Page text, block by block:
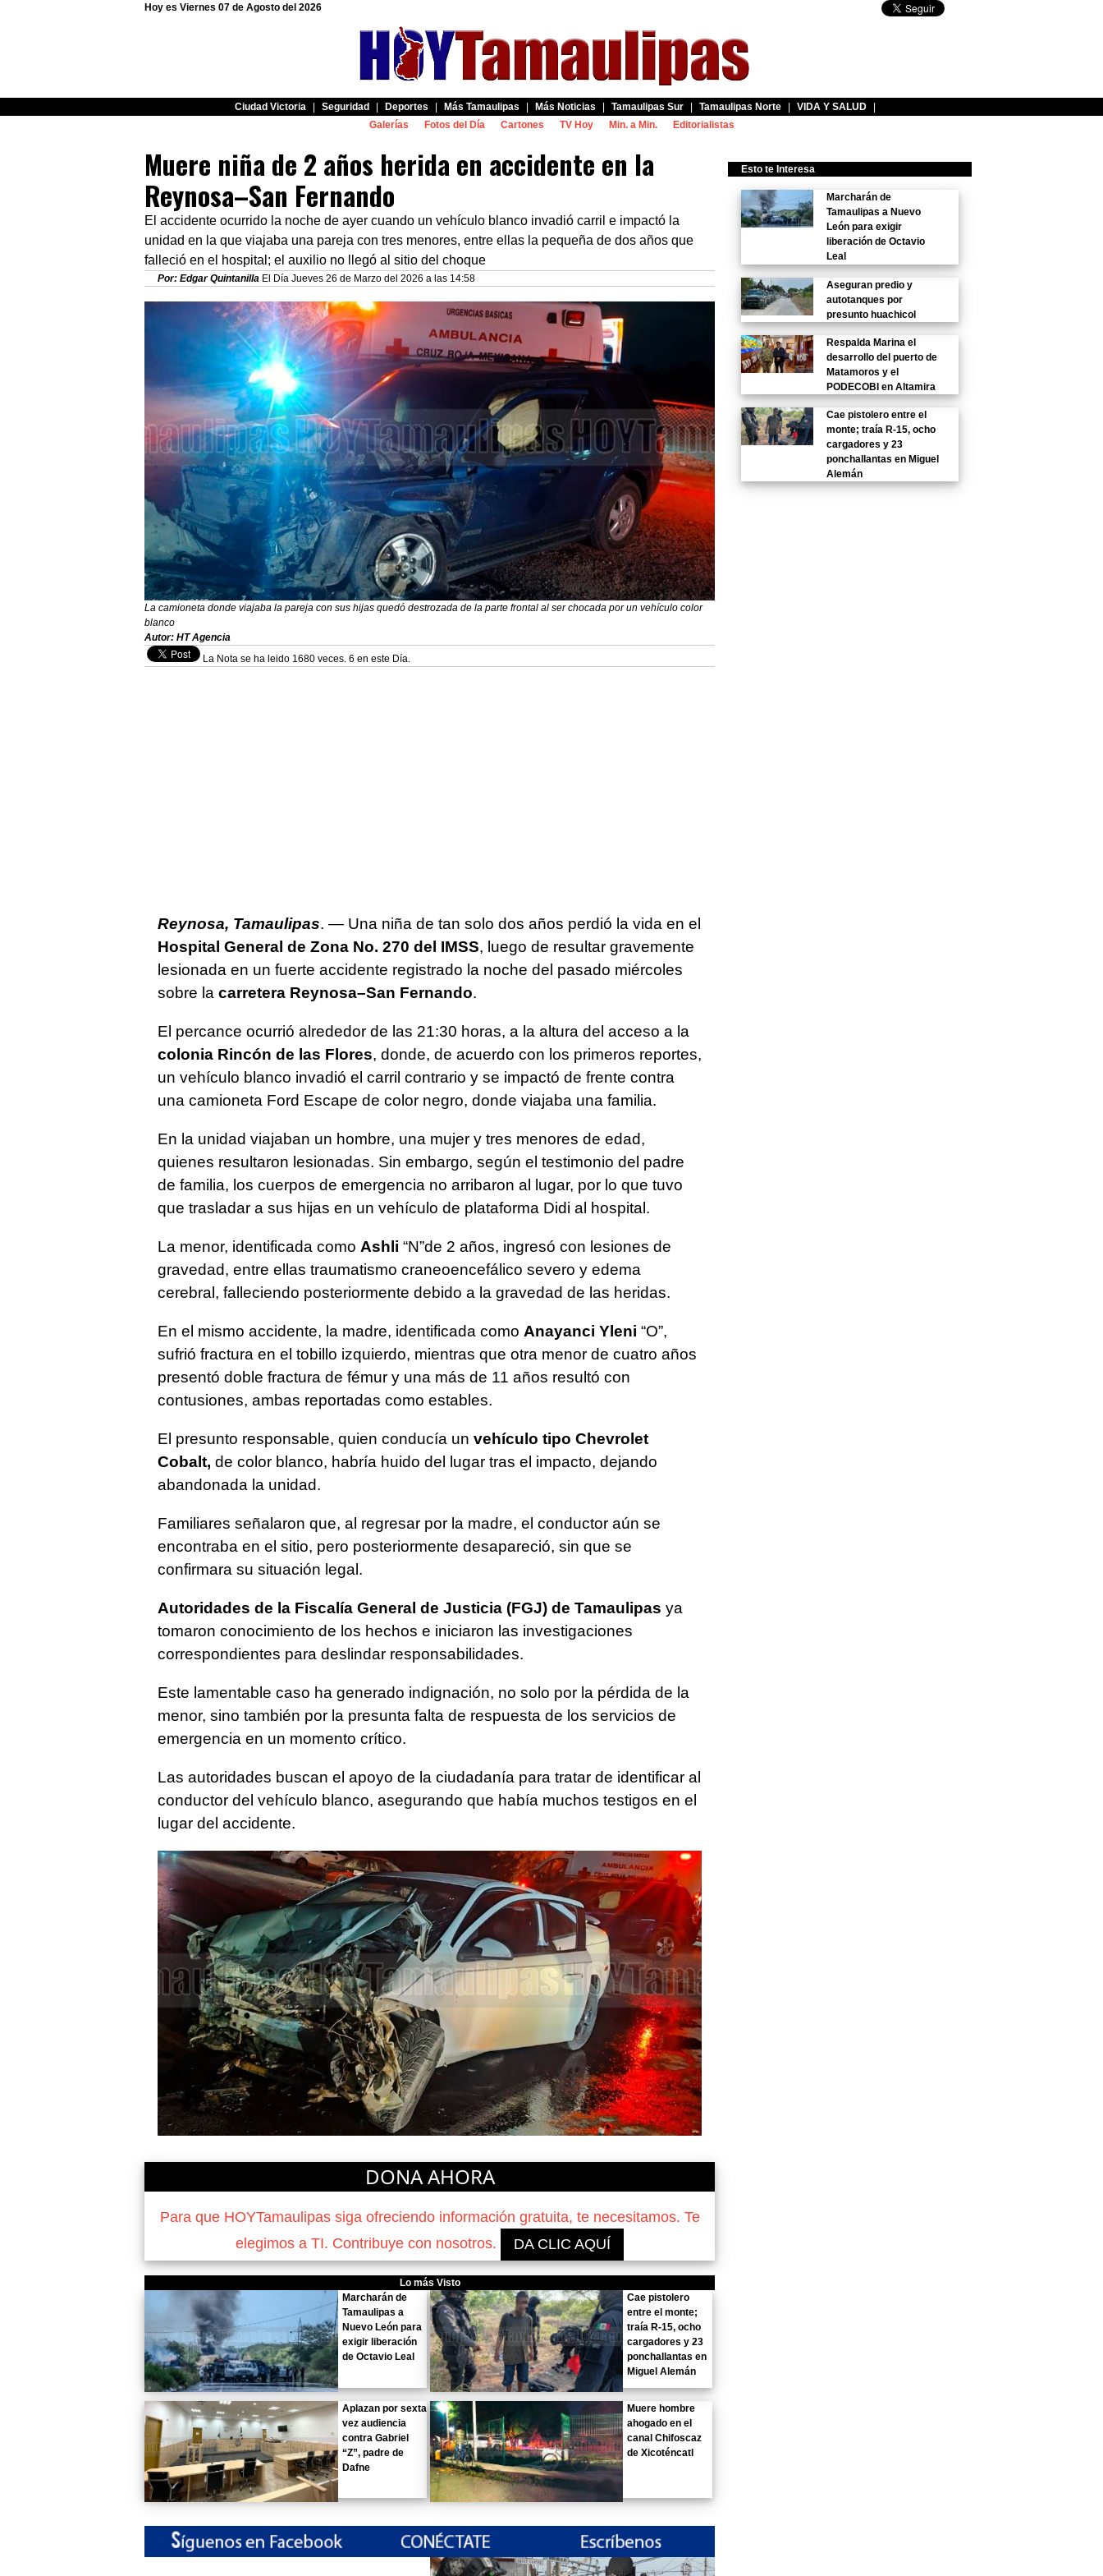
Hoy es Viernes 07 de Agosto del 2026
Ciudad Victoria Seguridad Deportes Más Tamaulipas Más Noticias Tamaulipas Sur Tamaulipas Norte VIDA Y SALUD
Galerías
Fotos del Día Cartones TV Hoy Min. a Min. Editorialistas
Muere niña de 2 años herida en accidente en la
Reynosa–San Fernando
El accidente ocurrido la noche de ayer cuando un vehículo blanco invadió carril e impactó la
unidad en la que viajaba una pareja con tres menores, entre ellas la pequeña de dos años que
falleció en el hospital; el auxilio no llegó al sitio del choque
Por: Edgar Quintanilla El Día Jueves 26 de Marzo del 2026 a las 14:58
La camioneta donde viajaba la pareja con sus hijas quedó destrozada de la parte frontal al ser chocada por un vehículo color
blanco
Autor: HT Agencia
La Nota se ha leido 1680 veces. 6 en este Día.
Reynosa, Tamaulipas. — Una niña de tan solo dos años perdió la vida en el
Hospital General de Zona No. 270 del IMSS, luego de resultar gravemente
lesionada en un fuerte accidente registrado la noche del pasado miércoles
sobre la carretera Reynosa–San Fernando.
El percance ocurrió alrededor de las 21:30 horas, a la altura del acceso a la
colonia Rincón de las Flores, donde, de acuerdo con los primeros reportes,
un vehículo blanco invadió el carril contrario y se impactó de frente contra
una camioneta Ford Escape de color negro, donde viajaba una familia.
En la unidad viajaban un hombre, una mujer y tres menores de edad,
quienes resultaron lesionadas. Sin embargo, según el testimonio del padre
de familia, los cuerpos de emergencia no arribaron al lugar, por lo que tuvo
que trasladar a sus hijas en un vehículo de plataforma Didi al hospital.
La menor, identificada como Ashli “N”de 2 años, ingresó con lesiones de
gravedad, entre ellas traumatismo craneoencefálico severo y edema
cerebral, falleciendo posteriormente debido a la gravedad de las heridas.
En el mismo accidente, la madre, identificada como Anayanci Yleni “O”,
sufrió fractura en el tobillo izquierdo, mientras que otra menor de cuatro años
presentó doble fractura de fémur y una más de 11 años resultó con
contusiones, ambas reportadas como estables.
El presunto responsable, quien conducía un vehículo tipo Chevrolet
Cobalt, de color blanco, habría huido del lugar tras el impacto, dejando
abandonada la unidad.
Familiares señalaron que, al regresar por la madre, el conductor aún se
encontraba en el sitio, pero posteriormente desapareció, sin que se
confirmara su situación legal.
Autoridades de la Fiscalía General de Justicia (FGJ) de Tamaulipas ya
tomaron conocimiento de los hechos e iniciaron las investigaciones
correspondientes para deslindar responsabilidades.
Este lamentable caso ha generado indignación, no solo por la pérdida de la
menor, sino también por la presunta falta de respuesta de los servicios de
emergencia en un momento crítico.
Las autoridades buscan el apoyo de la ciudadanía para tratar de identificar al
conductor del vehículo blanco, asegurando que había muchos testigos en el
lugar del accidente.
DONA AHORA
Para que HOYTamaulipas siga ofreciendo información gratuita, te necesitamos. Te
elegimos a TI. Contribuye con nosotros.
DA CLIC AQUÍ
Lo más Visto
Marcharán de
Tamaulipas a
Nuevo León para
exigir liberación
de Octavio Leal
Cae pistolero
entre el monte;
traía R-15, ocho
cargadores y 23
ponchallantas en
Miguel Alemán
Aplazan por sexta
vez audiencia
contra Gabriel
“Z”, padre de
Dafne
Muere hombre
ahogado en el
canal Chifoscaz
de Xicoténcatl
Esto te Interesa
Marcharán de
Tamaulipas a Nuevo
León para exigir
liberación de Octavio
Leal
Aseguran predio y
autotanques por
presunto huachicol
Respalda Marina el
desarrollo del puerto de
Matamoros y el
PODECOBI en Altamira
Cae pistolero entre el
monte; traía R-15, ocho
cargadores y 23
ponchallantas en Miguel
Alemán